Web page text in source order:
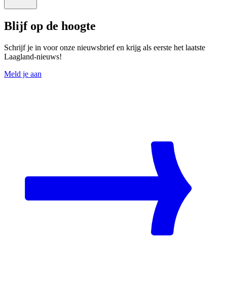
Blijf op de hoogte
Schrijf je in voor onze nieuwsbrief en krijg als eerste het laatste
Laagland-nieuws!
Meld je aan